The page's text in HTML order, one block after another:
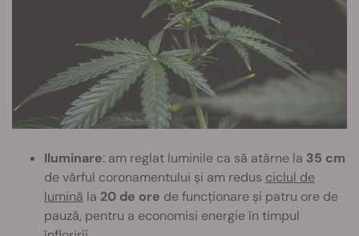
Iluminare: am reglat luminile ca să atârne la 35 cm
de vârful coronamentului și am redus ciclul de
lumină la 20 de ore de funcționare și patru ore de
pauză, pentru a economisi energie în timpul